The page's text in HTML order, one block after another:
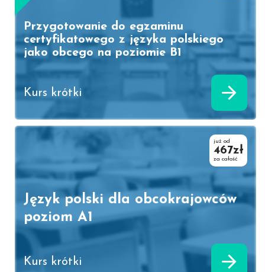
Przygotowanie do egzaminu
certyfikatowego z języka polskiego
jako obcego na poziomie B1
Kurs krótki
już od
467zł
za całość
Język polski dla obcokrajowców
poziom A1
Kurs krótki